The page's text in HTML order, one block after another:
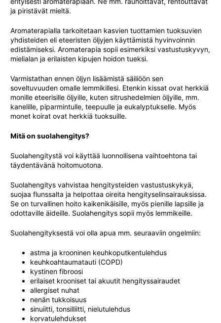
ja piristävät mieltä.
Aromaterapialla tarkoitetaan kasvien tuottamien tuoksuvien
yhdisteiden eli eteeristen öljyjen käyttämistä hyvinvoinnin
edistämiseksi. Aromaterapia sopii esimerkiksi vastustuskyvyn,
mielialan ja erilaisten kipujen hoidon tueksi.
Varmistathan ennen öljyn lisäämistä säiliöön sen
soveltuvuuden omalle lemmikillesi. Etenkin kissat ovat herkkiä
monille eteerisille öljyille, kuten sitrushedelmien öljyille, mm.
kanelille, piparmintulle, teepuulle ja eukalyptukselle. Myös
monet koirat ovat herkkiä tuoksuille.
Mitä on suolahengitys?
Suolahengitystä voi käyttää luonnollisena vaihtoehtona tai
täydentävänä hoitomuotona.
Suolahengitys vahvistaa hengitysteiden vastustuskykyä,
suojaa flunssalta ja helpottaa oireita hengityselinsairauksissa.
Se on turvallinen hoito kaikenikäisille, myös pienille lapsille ja
odottaville äideille. Suolahengitys sopii myös lemmikeille.
Suolahengityksestä voi olla apua mm. seuraaviin ongelmiin:
astma ja krooninen keuhkoputkentulehdus
keuhkoahtaumatauti (COPD)
kystinen fibroosi
erilaiset krooniset tai akuutit hengityssairaudet
allergiset nuhat
nenän tukkoisuus
sinuiitti, tonsilliitti, nielutulehdus
korvatulehdukset